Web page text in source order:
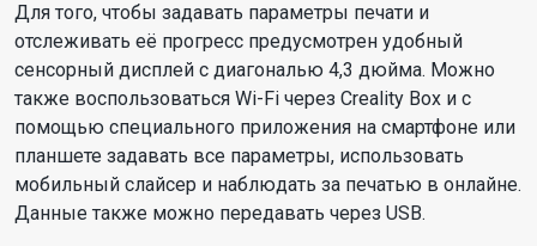
Для того, чтобы задавать параметры печати и
отслеживать её прогресс предусмотрен удобный
сенсорный дисплей с диагональю 4,3 дюйма. Можно
также воспользоваться Wi-Fi через Creality Box и с
помощью специального приложения на смартфоне или
планшете задавать все параметры, использовать
мобильный слайсер и наблюдать за печатью в онлайне.
Данные также можно передавать через USB.